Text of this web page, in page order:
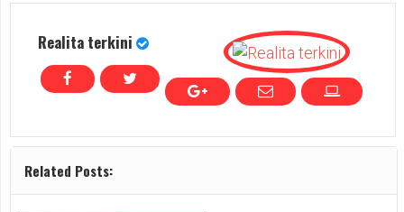
Realita terkini
Related Posts: